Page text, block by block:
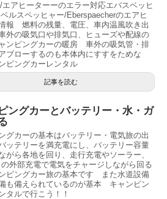
エアヒーターーのエラー対応エバスベッヒ
ルスペッヒャー/Eberspaecherのエアヒ
報 燃料の残量、電圧、車内温風吹き出
外の吸気口や排気口、ヒューズや配線の
ンピングカーの暖房 車外の吸気管・排
ブローするのも本体内にすすをためな
ピングカーレンタル
記事を読む
ングカーとバッテリー・水・ガ
グカーの基本はバッテリー・電気旅の出
ッテリーを満充電にし、バッテリー容量
がら各地を回り、走行充電やソーラー、
の外部充電で電気をチャージしながら回る
ピングカー旅の基本です また水道設備
も備えられているのが基本 キャンピン
タルで行こう！！